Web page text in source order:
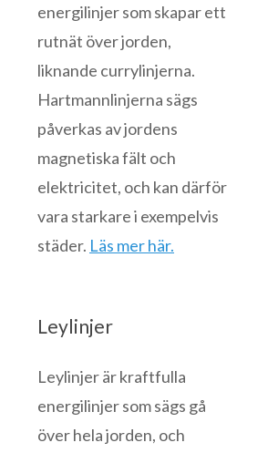
energilinjer som skapar ett
rutnät över jorden,
liknande currylinjerna.
Hartmannlinjerna sägs
påverkas av jordens
magnetiska fält och
elektricitet, och kan därför
vara starkare i exempelvis
städer. Läs mer här.
Leylinjer
Leylinjer är kraftfulla
energilinjer som sägs gå
över hela jorden, och